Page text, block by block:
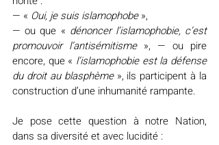
— « Oui, je suis islamophobe »,
— ou que « dénoncer l’islamophobie, c’est
promouvoir l’antisémitisme », — ou pire
encore, que « l’islamophobie est la défense
du droit au blasphème », ils participent à la
construction d’une inhumanité rampante.
Je pose cette question à notre Nation,
dans sa diversité et avec lucidité :